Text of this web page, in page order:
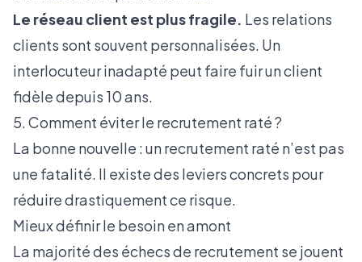
Le réseau client est plus fragile. Les relations
clients sont souvent personnalisées. Un
interlocuteur inadapté peut faire fuir un client
fidèle depuis 10 ans.
5. Comment éviter le recrutement raté ?
La bonne nouvelle : un recrutement raté n’est pas
une fatalité. Il existe des leviers concrets pour
réduire drastiquement ce risque.
Mieux définir le besoin en amont
La majorité des échecs de recrutement se jouent